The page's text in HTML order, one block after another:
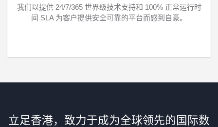
我们以提供 24/7/365 世界级技术支持和 100% 正常运行时
间 SLA 为客户提供安全可靠的平台而感到自豪。
立足香港，致力于成为全球领先的国际数